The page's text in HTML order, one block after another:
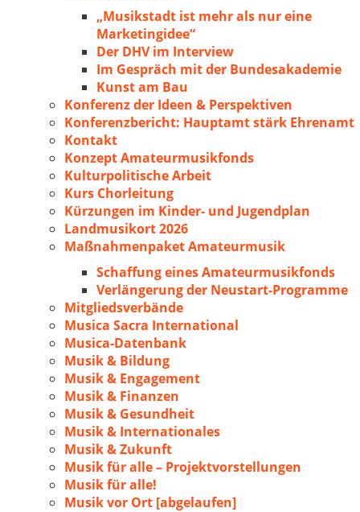
„Musikstadt ist mehr als nur eine
Marketingidee“
Der DHV im Interview
Im Gespräch mit der Bundesakademie
Kunst am Bau
Konferenz der Ideen & Perspektiven
Konferenzbericht: Hauptamt stärk Ehrenamt
Kontakt
Konzept Amateurmusikfonds
Kulturpolitische Arbeit
Kurs Chorleitung
Kürzungen im Kinder- und Jugendplan
Landmusikort 2026
Maßnahmenpaket Amateurmusik
Schaffung eines Amateurmusikfonds
Verlängerung der Neustart-Programme
Mitgliedsverbände
Musica Sacra International
Musica-Datenbank
Musik & Bildung
Musik & Engagement
Musik & Finanzen
Musik & Gesundheit
Musik & Internationales
Musik & Zukunft
Musik für alle – Projektvorstellungen
Musik für alle!
Musik vor Ort [abgelaufen]